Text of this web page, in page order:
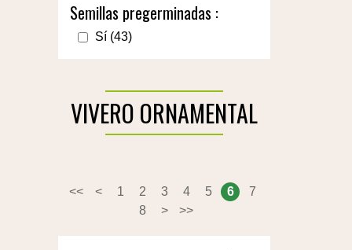
Semillas pregerminadas :
Sí (43)
VIVERO ORNAMENTAL
<< < 1 2 3 4 5 6
7
8
> >>